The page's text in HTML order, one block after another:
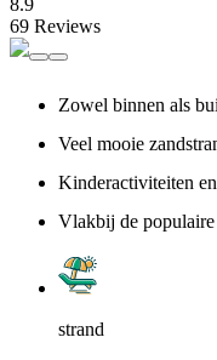
8.9
69 Reviews
Zowel binnen als
Veel mooie
Kinderactiviteiten
Vlakbij de populaire
strand